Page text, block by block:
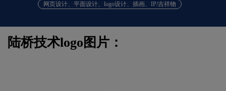
网页设计、平面设计、logo设计、插画、IP/吉祥物
陆桥技术logo图片：